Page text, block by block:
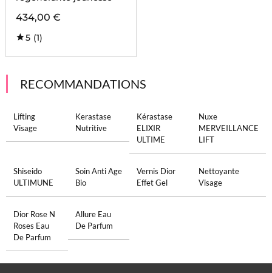
434,00 €
5 (1)
RECOMMANDATIONS
Lifting
Visage
Kerastase
Nutritive
Kérastase
ELIXIR
ULTIME
Nuxe
MERVEILLANCE
LIFT
Shiseido
ULTIMUNE
Soin Anti Age
Bio
Vernis Dior
Effet Gel
Nettoyante
Visage
Dior Rose N
Roses Eau
De Parfum
Allure Eau
De Parfum